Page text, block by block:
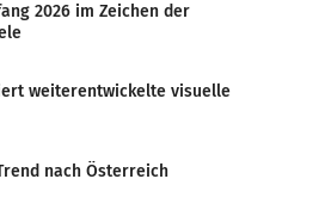
2026 im Zeichen der
weiterentwickelte visuelle
nach Österreich